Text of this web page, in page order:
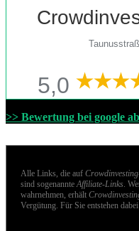
5,0
>> Bewertung bei google
Alle Links, die auf
sind sogenannte Affiliate-Links .
wahrnehmen, erhält
Vergütung. Für Sie entstehen